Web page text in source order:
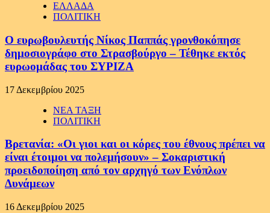
ΕΛΛΑΔΑ
ΠΟΛΙΤΙΚΗ
Ο ευρωβουλευτής Νίκος Παππάς γρονθοκόπησε
δημοσιογράφο στο Στρασβούργο – Τέθηκε εκτός
ευρωομάδας του ΣΥΡΙΖΑ
17 Δεκεμβρίου 2025
ΝΕΑ ΤΑΞΗ
ΠΟΛΙΤΙΚΗ
Βρετανία: «Οι γιοι και οι κόρες του έθνους πρέπει να
είναι έτοιμοι να πολεμήσουν» – Σοκαριστική
προειδοποίηση από τον αρχηγό των Ενόπλων
Δυνάμεων
16 Δεκεμβρίου 2025